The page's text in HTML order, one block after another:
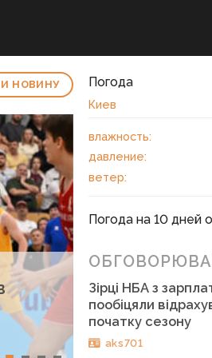
НОВИНУ Погода
Киев
влажность:
давление:
ветер:
Погода на 10 дней
Зірці НБА з
пообіцяли
початку сезону
aks701